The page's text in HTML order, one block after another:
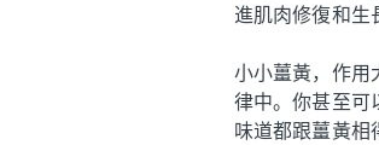
進肌肉修復和生
小小薑黃，作用
律中。你甚至可
味道都跟薑黃相